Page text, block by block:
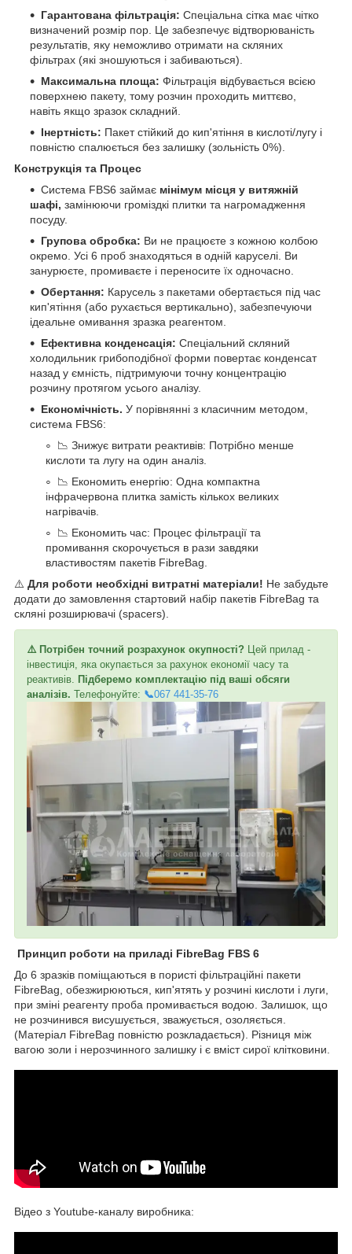
Гарантована фільтрація: Спеціальна сітка має чітко
визначений розмір пор. Це забезпечує відтворюваність
результатів, яку неможливо отримати на скляних
фільтрах (які зношуються і забиваються).
Максимальна площа: Фільтрація відбувається всією
поверхнею пакету, тому розчин проходить миттєво,
навіть якщо зразок складний.
Інертність: Пакет стійкий до кип'ятіння в кислоті/лугу і
повністю спалюється без залишку (зольність 0%).
Конструкція та Процес
Система FBS6 займає мінімум місця у витяжній
шафі, замінюючи громіздкі плитки та нагромадження
посуду.
Групова обробка: Ви не працюєте з кожною колбою
окремо. Усі 6 проб знаходяться в одній каруселі. Ви
занурюєте, промиваєте і переносите їх одночасно.
Обертання: Карусель з пакетами обертається під час
кип'ятіння (або рухається вертикально), забезпечуючи
ідеальне омивання зразка реагентом.
Ефективна конденсація: Спеціальний скляний
холодильник грибоподібної форми повертає конденсат
назад у ємність, підтримуючи точну концентрацію
розчину протягом усього аналізу.
Економічність. У порівнянні з класичним методом,
система FBS6:
📉 Знижує витрати реактивів: Потрібно менше
кислоти та лугу на один аналіз.
📉 Економить енергію: Одна компактна
інфрачервона плитка замість кількох великих
нагрівачів.
📉 Економить час: Процес фільтрації та
промивання скорочується в рази завдяки
властивостям пакетів FibreBag.
⚠️ Для роботи необхідні витратні матеріали! Не забудьте
додати до замовлення стартовий набір пакетів FibreBag та
скляні розширювачі (spacers).
⚠️ Потрібен точний розрахунок окупності? Цей прилад -
інвестиція, яка окупається за рахунок економії часу та
реактивів. Підберемо комплектацію під ваші обсяги
аналізів. Телефонуйте: 📞067 441-35-76
Принцип роботи на приладі FibreBag FBS 6
До 6 зразків поміщаються в пористі фільтраційні пакети
FibreBag, обезжирюються, кип'ятять у розчині кислоти і луги,
при зміні реагенту проба промивається водою. Залишок, що
не розчинився висушується, зважується, озоляється.
(Матеріал FibreBag повністю розкладається). Різниця між
вагою золи і нерозчинного залишку і є вміст сирої клітковини.
Відео з Youtube-каналу виробника: